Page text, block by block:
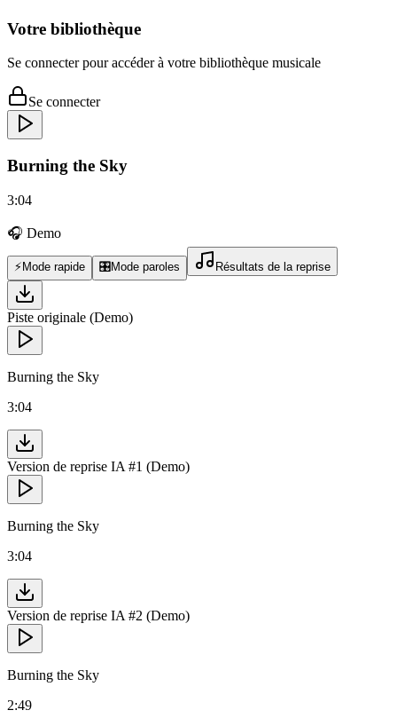
Votre bibliothèque
Se connecter pour accéder à votre bibliothèque musicale
Se connecter
Burning the Sky
3:04
🎧 Demo
⚡Mode rapide 🎛️Mode paroles Résultats de la reprise
Piste originale (Demo)
Burning the Sky
3:04
Version de reprise IA #1 (Demo)
Burning the Sky
3:04
Version de reprise IA #2 (Demo)
Burning the Sky
2:49